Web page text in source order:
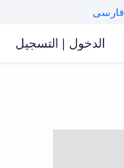
فارسی
الدخول | التسجیل